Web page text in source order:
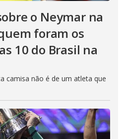
o Neymar na
foram os
10 do Brasil na
camisa não é de um atleta que